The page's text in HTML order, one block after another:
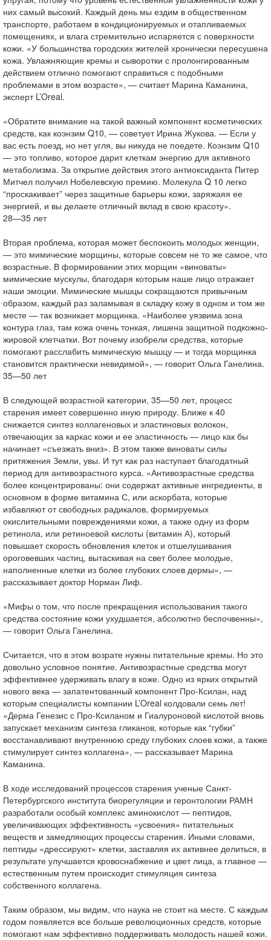
них самый высокий. Каждый день мы ездим в общественном
транспорте, работаем в кондиционируемых и отапливаемых
помещениях, и влага стремительно испаряется с поверхности
кожи. «У большинства городских жителей хронически пересушена
кожа. Увлажняющие кремы и сыворотки с пролонгированным
действием отлично помогают справиться с подобными
проблемами в этом возрасте», — считает Марина Каманина,
эксперт L’Oreal.
«Обратите внимание на такой важный компонент косметических
средств, как коэнзим Q10, — советует Ирина Жукова. — Если у
вас есть поезд, но нет угля, вы никуда не поедете. Коэнзим Q10
— это топливо, которое дарит клеткам энергию для активного
метаболизма. За открытие действия этого антиоксиданта Питер
Митчел получил Нобелевскую премию. Молекула Q 10 легко
“проскакивает” через защитные барьеры кожи, заряжаяя ее
энергией, и вы делаете отличный вклад в свою красоту».
28—35 лет
Вторая проблема, которая может беспокоить молодых женщин,
— это мимические морщины, которые совсем не то же самое, что
возрастные. В формировании этих морщин «виноваты»
мимические мускулы, благодаря которым наше лицо отражает
наши эмоции. Мимические мышцы сокращаются привычным
образом, каждый раз заламывая в складку кожу в одном и том же
месте — так возникает морщинка. «Наиболее уязвима зона
контура глаз, там кожа очень тонкая, лишена защитной подкожно-
жировой клетчатки. Вот почему изобрели средства, которые
помогают расслабить мимическую мышцу — и тогда морщинка
становится практически невидимой», — говорит Ольга Ганелина.
35—50 лет
В следующей возрастной категории, 35—50 лет, процесс
старения имеет совершенно иную природу. Ближе к 40
снижается синтез коллагеновых и эластиновых волокон,
отвечающих за каркас кожи и ее эластичность — лицо как бы
начинает «съезжать вниз». В этом также виноваты силы
притяжения Земли, увы. И тут как раз наступает благодатный
период для антивозрастного курса. «Антивозрастные средства
более концентрированы: они содержат активные ингредиенты, в
основном в форме витамина С, или аскорбата, которые
избавляют от свободных радикалов, формируемых
окислительными повреждениями кожи, а также одну из форм
ретинола, или ретиноевой кислоты (витамин А), который
повышает скорость обновления клеток и отшелушивания
ороговевших частиц, вытаскивая на свет более молодые,
наполненные клетки из более глубоких слоев дермы», —
рассказывает доктор Норман Лиф.
«Мифы о том, что после прекращения использования такого
средства состояние кожи ухудшается, абсолютно беспочвенны»,
— говорит Ольга Ганелина.
Считается, что в этом возрате нужны питательные кремы. Но это
довольно условное понятие. Антивозрастные средства могут
эффективнее удерживать влагу в коже. Одно из ярких открытий
нового века — запатентованный компонент Про-Ксилан, над
которым специалисты компании L’Oreal колдовали семь лет!
«Дерма Генезис с Про-Ксиланом и Гиалуроновой кислотой вновь
запускает механизм синтеза гликанов, которые как “губки”
восстанавливают внутреннюю среду глубоких слоев кожи, а также
стимулирует синтез коллагена», — рассказывает Марина
Каманина.
В ходе исследований процессов старения ученые Санкт-
Петербургского института биорегуляции и геронтологии РАМН
разработали особый комплекс аминокислот — пептидов,
увеличивающих эффективность «усвоения» питательных
веществ и замедляющих процессы старения. Иными словами,
пептиды «дрессируют» клетки, заставляя их активнее делиться, в
результате улучшается кровоснабжение и цвет лица, а главное —
естественным путем происходит стимуляция синтеза
собственного коллагена.
Таким образом, мы видим, что наука не стоит на месте. С каждым
годом появляется все больше революционных средств, которые
помогают нам эффективно поддерживать молодость нашей кожи.